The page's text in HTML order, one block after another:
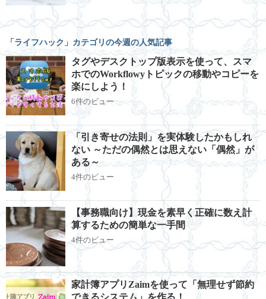
「ライフハック」カテゴリの今週の人気記事
タグやデスクトップ版表示を使って、スマ
ホでのWorkflowyトピックの移動やコピーを
楽にしよう！
6件のビュー
「引き寄せの法則」を実体験したかもしれ
ない ～ただの偶然とは思えない「偶然」が
ある～
4件のビュー
【事務職向け】現金を素早く正確に数え計
算するための簡単な一手間
4件のビュー
家計簿アプリZaimを使って「無理せず節約